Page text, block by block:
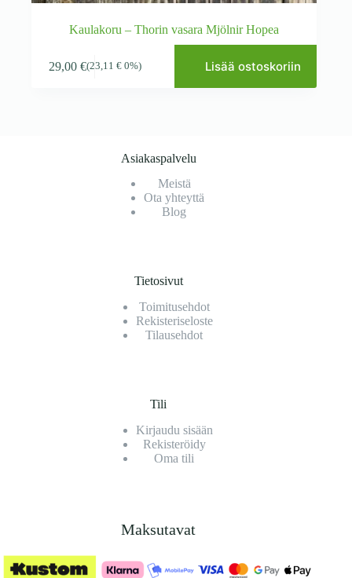
Kaulakoru – Thorin vasara Mjölnir Hopea
29,00 €(23,11 €0%) Lisää ostoskoriin
Asiakaspalvelu
Meistä
Ota yhteyttä
Blog
Tietosivut
Toimitusehdot
Rekisteriseloste
Tilausehdot
Tili
Kirjaudu sisään
Rekisteröidy
Oma tili
Maksutavat